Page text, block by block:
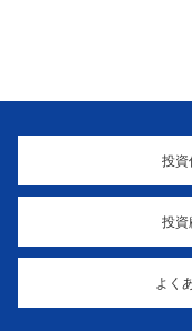
投資
投資
よく